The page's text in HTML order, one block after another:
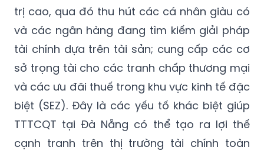
trị cao, qua đó thu hút các cá nhân giàu có
và các ngân hàng đang tìm kiếm giải pháp
tài chính dựa trên tài sản; cung cấp các cơ
sở trọng tài cho các tranh chấp thương mại
và các ưu đãi thuế trong khu vực kinh tế đặc
biệt (SEZ). Đây là các yếu tố khác biệt giúp
TTTCQT tại Đà Nẵng có thể tạo ra lợi thế
cạnh tranh trên thị trường tài chính toàn